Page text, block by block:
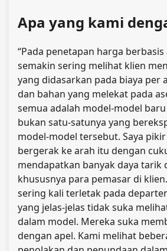
Apa yang kami
“Pada penetapan harga berbasis
semakin sering melihat klien
yang didasarkan pada biaya per
dan bahan yang melekat pada
semua adalah model-model
bukan satu-satunya yang
model-model tersebut. Saya
bergerak ke arah itu dengan
mendapatkan banyak daya tarik
khususnya para pemasar di
sering kali terletak pada
yang jelas-jelas tidak suka
dalam model. Mereka suka
dengan apel. Kami melihat